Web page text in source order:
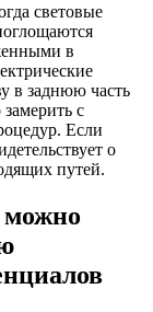
световые
в
в заднюю часть
с
Если
о
путей.
можно